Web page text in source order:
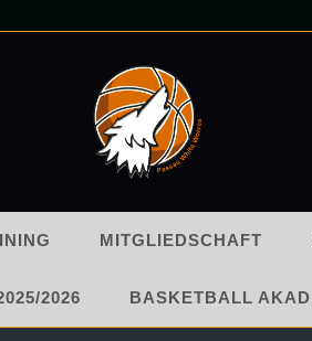
MITGLIEDSCHAFT
2026 BASKETBALL